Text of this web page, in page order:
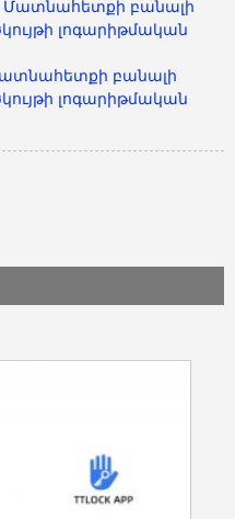
Մատնահետքի բանալի
լոգարիթմական
բանալի
լոգարիթմական